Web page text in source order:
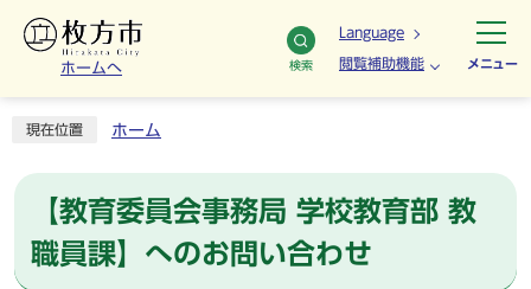
ホームへ 検索
Language
閲覧補助機能 メニュー
現在位置 ホーム
【教育委員会事務局 学校教育部 教
職員課】へのお問い合わせ